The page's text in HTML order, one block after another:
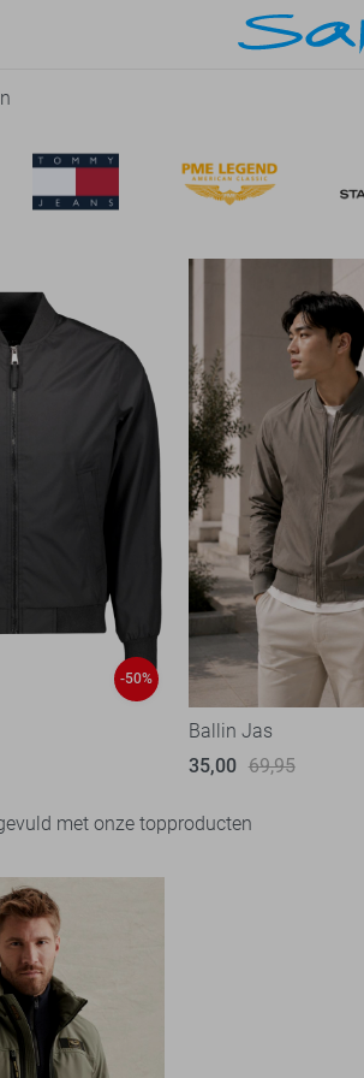
-50%
Ballin Jas
35,00 69,95
met onze topproducten